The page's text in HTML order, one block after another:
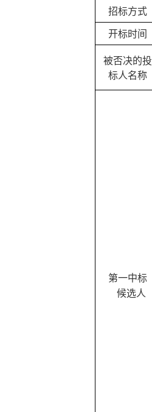
招标方式
开标时间
被否决的投
标人名称
第一中标
候选人